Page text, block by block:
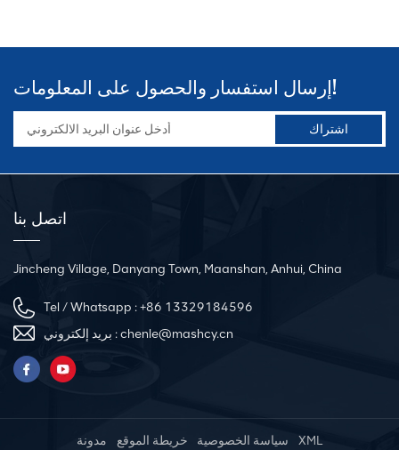
إرسال استفسار والحصول على المعلومات!
اتصل بنا
Jincheng Village, Danyang Town, Maanshan, Anhui, China
Tel / Whatsapp :+86 13329184596
بريد إلكتروني :chenle@mashcy.cn
مدونة خريطة الموقع سياسة الخصوصية XML